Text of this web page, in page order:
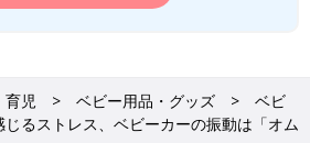
育児 ベビー用品・グッズ
ベビ
るストレス、ベビーカーの振動は「オム